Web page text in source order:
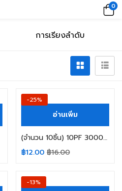
0
-25%
อ่านเพิ่ม
(จำนวน 10ชิ้น) 10PF 3000V 100 3KV
฿12.00 ฿16.00
-13%